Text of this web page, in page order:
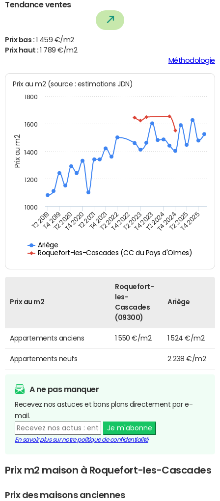
Tendance ventes
Prix bas : 1 459 €/m2
Prix haut :1 789 €/m2
Méthodologie
Prix au m2
Prix au m2 (source : estimations JDN)
Ariège
Roquefort-les-Cascades (CC du Pays d'Olmes)
T2 2019T4 2019T2 2020T4 2020T2 2021T4 2021T2 2022T4 2022T2 2023T4 2023T2 2024T4 2024T2 2025T4 2025
1000
1200
1400
1600
1800
Prix au m2
Roquefort-
les-
Cascades
(09300)
Ariège
Appartements anciens 1 550 €/m2 1 524 €/m2
Appartements neufs 2 238 €/m2
A ne pas manquer
Recevez nos astuces et bons plans directement par e-
mail.
Je m'abonne
En savoir plus sur notre politique de confidentialité
Prix m2 maison à Roquefort-les-Cascades
Prix des maisons anciennes